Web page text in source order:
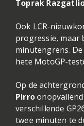
Toprak
Ook LCR-
progressie, maar
minutengrens.
hete MotoGP-
Op de
Pirro
verschillende
twee minuten te